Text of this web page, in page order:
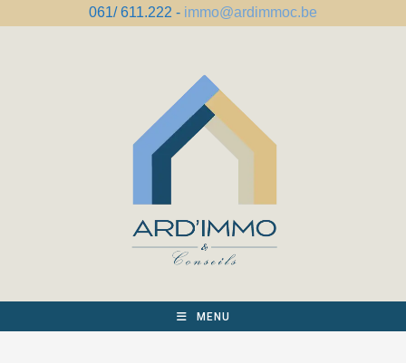
061/ 611.222 - immo@ardimmoc.be
MENU